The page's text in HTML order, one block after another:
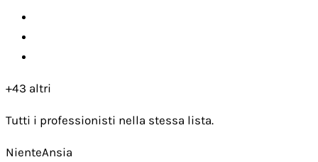
+43 altri
Tutti i professionisti nella stessa lista.
NienteAnsia